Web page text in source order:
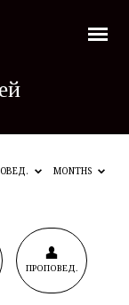
MONTHS
ПРОПОВЕД.